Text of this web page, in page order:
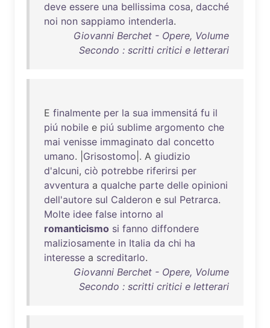
deve essere una bellissima cosa, dacché
noi non sappiamo intenderla.
Giovanni Berchet - Opere, Volume
Secondo : scritti critici e letterari
E finalmente per la sua immensitá fu il
piú nobile e piú sublime argomento che
mai venisse immaginato dal concetto
umano. | Grisostomo |. A giudizio
d'alcuni, ciò potrebbe riferirsi per
avventura a qualche parte delle opinioni
dell'autore sul Calderon e sul Petrarca.
Molte idee false intorno al
romanticismo si fanno diffondere
maliziosamente in Italia da chi ha
interesse a screditarlo.
Giovanni Berchet - Opere, Volume
Secondo : scritti critici e letterari